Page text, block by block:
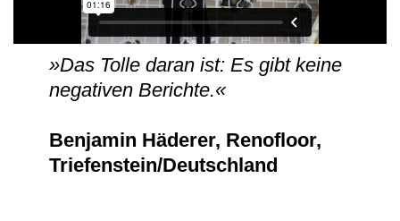
»Das Tolle daran ist: Es gibt keine
negativen Berichte.«
Benjamin Häderer, Renofloor,
Triefenstein/Deutschland